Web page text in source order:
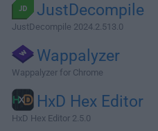
JustDecompile
JustDecompile 2024.2.513.0
Wappalyzer
Wappalyzer for Chrome
HxD Hex Editor
HxD Hex Editor 2.5.0